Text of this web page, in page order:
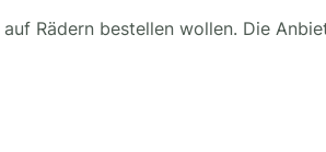
Rädern bestellen wollen. Die